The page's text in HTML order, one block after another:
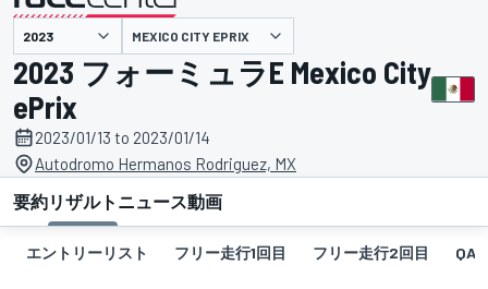
主催 MEXICO CITY EPRIX
2023 フォーミュラE Mexico City
ePrix
2023/01/13 to 2023/01/14
Autodromo Hermanos Rodriguez, MX
要約リザルト ニュース動画
エントリーリスト フリー走行1回目 フリー走行2回目 QA